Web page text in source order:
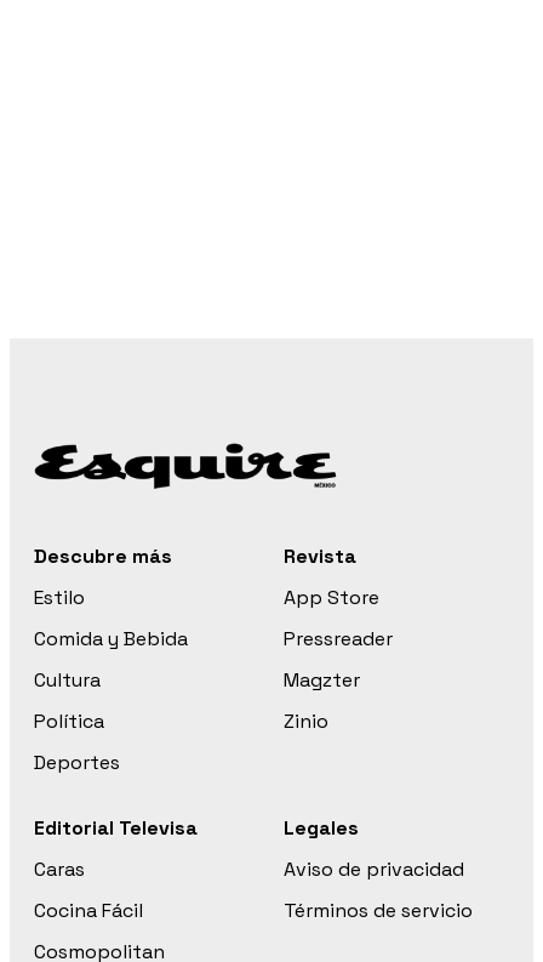
Descubre más
Estilo
Comida y Bebida
Cultura
Política
Deportes
Revista
App Store
Pressreader
Magzter
Zinio
Editorial Televisa
Caras
Cocina Fácil
Cosmopolitan
Legales
Aviso de privacidad
Términos de servicio